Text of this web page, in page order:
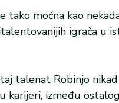
tako moćna kao
igrača u
talenat Robinjo
karijeri, između